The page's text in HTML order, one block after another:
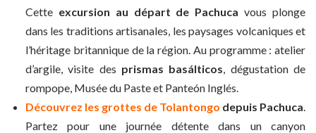
Cette excursion au départ de Pachuca vous plonge
dans les traditions artisanales, les paysages volcaniques et
l’héritage britannique de la région. Au programme : atelier
d’argile, visite des prismas basálticos , dégustation de
rompope, Musée du Paste et Panteón Inglés.
Découvrez les grottes de Tolantongo depuis Pachuca
Partez pour une journée détente dans un canyon